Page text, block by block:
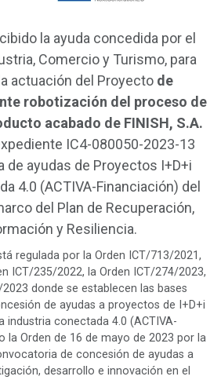
la ayuda concedida por el
Comercio y Turismo, para
actuación del Proyecto de
robotización del proceso de
acabado de FINISH, S.A.
IC4-080050-2023-13
de ayudas de Proyectos I+D+i
4.0 (ACTIVA-Financiación) del
del Plan de Recuperación,
y Resiliencia.
regulada por la Orden ICT/713/2021,
ICT/235/2022, la Orden ICT/274/2023,
donde se establecen las bases
de ayudas a proyectos de I+D+i
industria conectada 4.0 (ACTIVA-
la Orden de 16 de mayo de 2023 por la
de concesión de ayudas a
desarrollo e innovación en el